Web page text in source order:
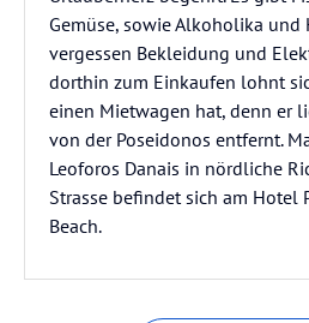
Gemüse, sowie Alkoholika und
vergessen Bekleidung und
dorthin zum Einkaufen lohnt
einen Mietwagen hat, denn er
von der Poseidonos entfernt.
Leoforos Danais in nördliche
Strasse befindet sich am Hotel
Beach.